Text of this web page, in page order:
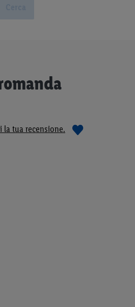
la tua recensione.